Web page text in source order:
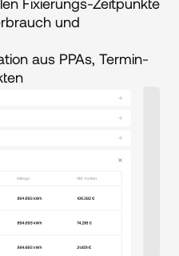
und
aus PPAs, Termin-